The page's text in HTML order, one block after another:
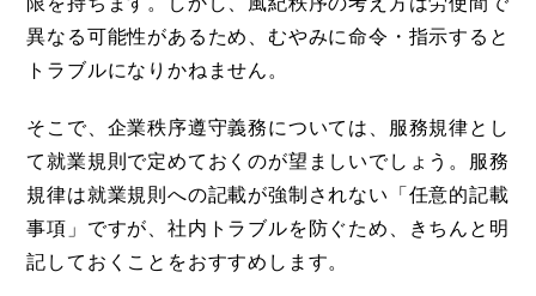
異なる可能性があるため、むやみに命令・指示すると
トラブルになりかねません。
そこで、企業秩序遵守義務については、服務規律とし
て就業規則で定めておくのが望ましいでしょう。服務
規律は就業規則への記載が強制されない「任意的記載
事項」ですが、社内トラブルを防ぐため、きちんと明
記しておくことをおすすめします。